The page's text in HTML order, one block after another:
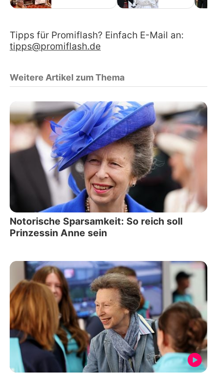
Tipps für Promiflash? Einfach E-Mail an:
tipps@promiflash.de
Weitere Artikel zum Thema
Notorische Sparsamkeit: So reich soll
Prinzessin Anne sein